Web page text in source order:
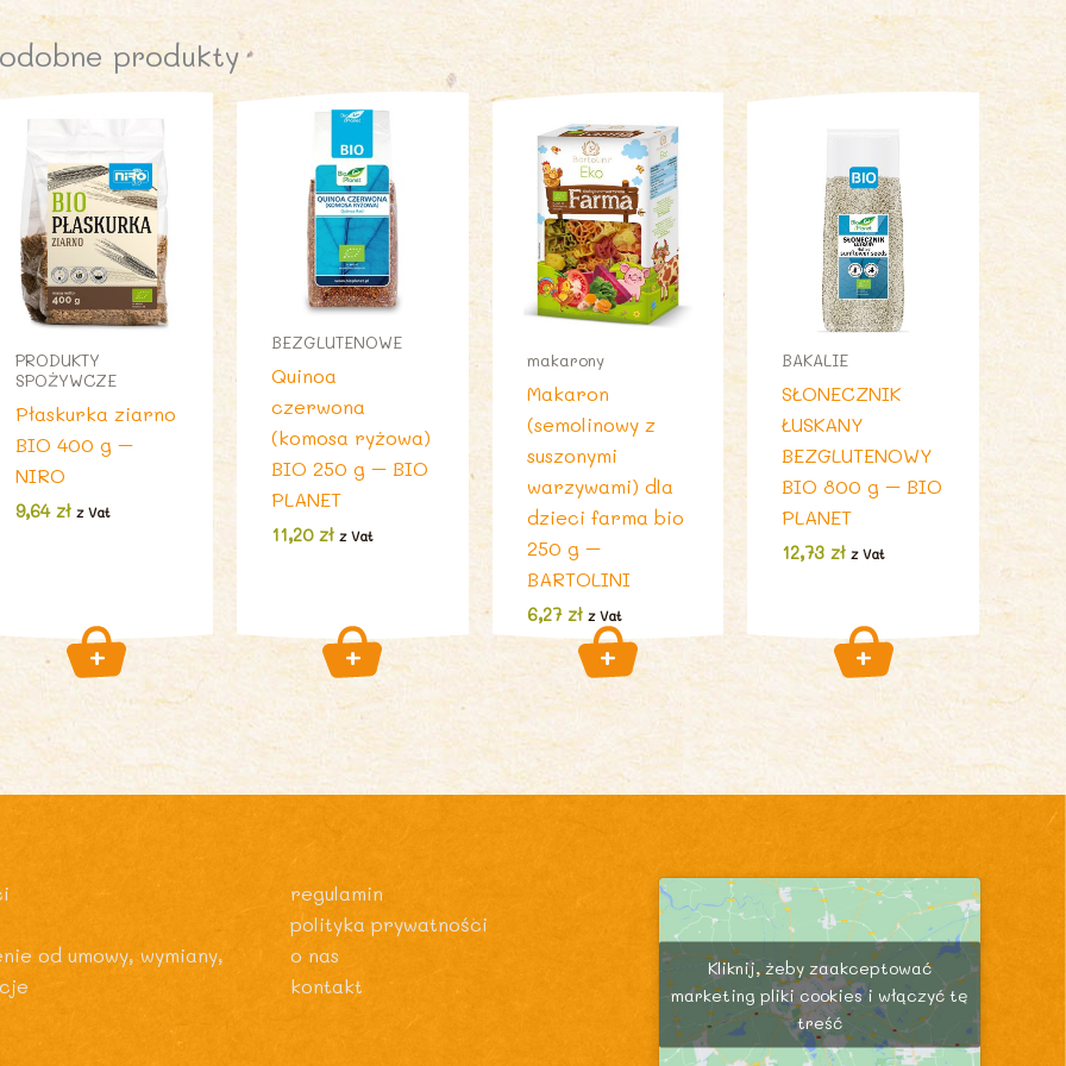
produkty
PRODUKTY
SPOŻYWCZE
Płaskurka ziarno
BIO 400 g –
NIRO
9,64zł z Vat
BEZGLUTENOWE
Quinoa
czerwona
(komosa ryżowa)
BIO 250 g – BIO
PLANET
11,20 zł z Vat
makarony
Makaron
(semolinowy z
suszonymi
warzywami) dla
dzieci farma bio
250 g –
BARTOLINI
6,27 zł z Vat
BAKALIE
SŁONECZNIK
ŁUSKANY
BEZGLUTENOWY
BIO 800 g – BIO
PLANET
12,73zł z Vat
od umowy, wymiany,
regulamin
polityka prywatności
o nas
kontakt
Kliknij, żeby zaakceptować
marketing pliki cookies i włączyć tę
treść